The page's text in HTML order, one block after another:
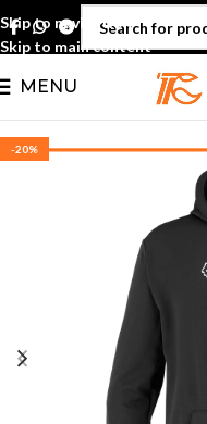
Skip to navigation
Skip to main content
MENU
-20%